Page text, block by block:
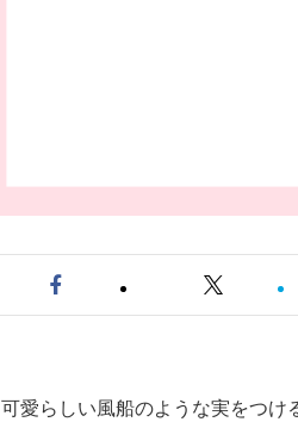
可愛らしい風船のような実をつけ